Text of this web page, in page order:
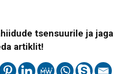
tsensuurile ja jaga
artiklit!